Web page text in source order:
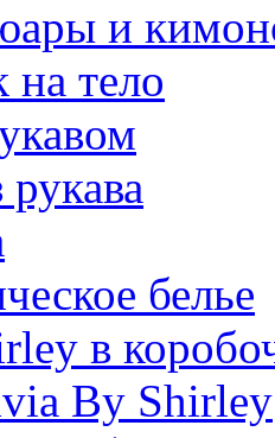
и
на тело
рукава
белье
в
By Shirley